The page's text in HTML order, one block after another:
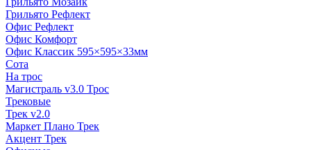
Грильято Рефлект
Офис Рефлект
Офис Комфорт
Офис Классик 595×595×33мм
Сота
На трос
Магистраль v3.0 Трос
Трековые
Трек v2.0
Маркет Плано Трек
Акцент Трек